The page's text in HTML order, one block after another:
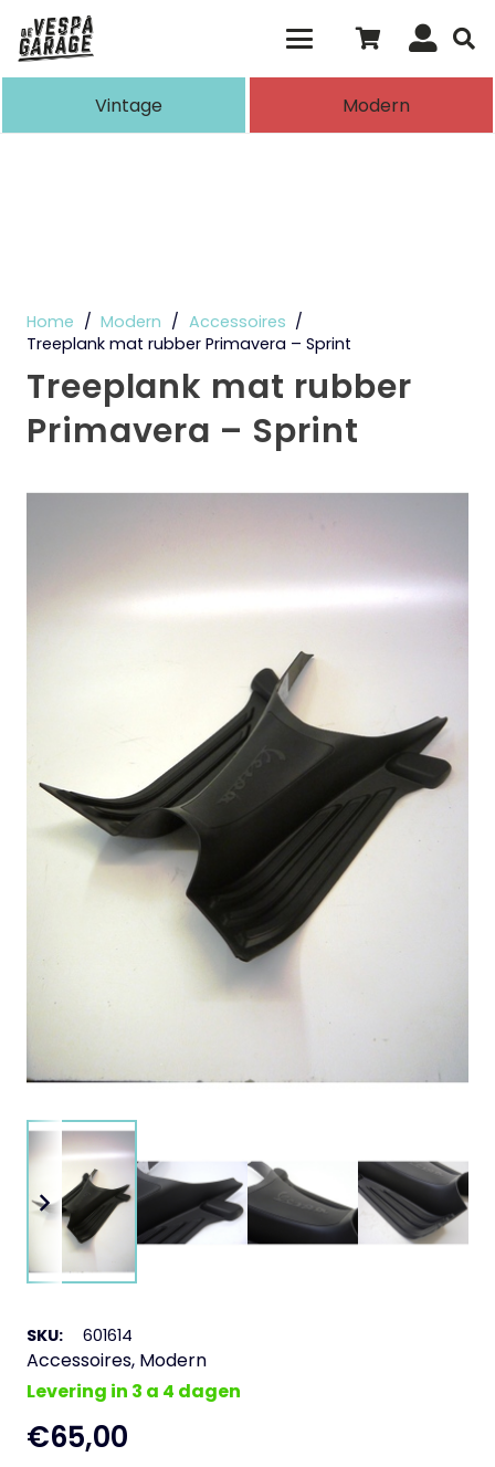
de resultaten voor automatisch
Vintage Modern
Home / Modern / Accessoires /
Treeplank mat rubber Primavera – Sprint
Treeplank mat rubber
Primavera – Sprint
SKU: 601614
Accessoires, Modern
Levering in 3 a 4 dagen
€65,00